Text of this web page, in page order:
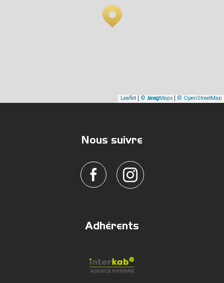
Leaflet| © JawgMaps © OpenStreetMap
Nous suivre
Adhérents